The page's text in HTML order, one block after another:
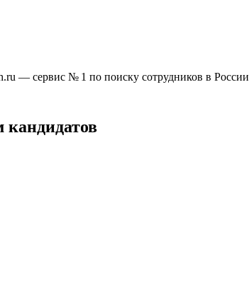
— сервис № 1 по поиску сотрудников в России